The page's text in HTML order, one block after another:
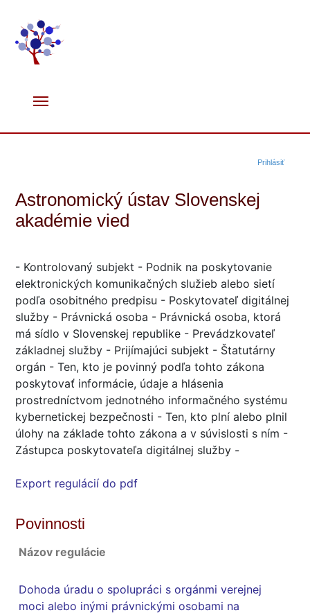
Prihlásiť
Astronomický ústav Slovenskej
akadémie vied
- Kontrolovaný subjekt - Podnik na poskytovanie
elektronických komunikačných služieb alebo sietí
podľa osobitného predpisu - Poskytovateľ digitálnej
služby - Právnická osoba - Právnická osoba, ktorá
má sídlo v Slovenskej republike - Prevádzkovateľ
základnej služby - Prijímajúci subjekt - Štatutárny
orgán - Ten, kto je povinný podľa tohto zákona
poskytovať informácie, údaje a hlásenia
prostredníctvom jednotného informačného systému
kybernetickej bezpečnosti - Ten, kto plní alebo plnil
úlohy na základe tohto zákona a v súvislosti s ním -
Zástupca poskytovateľa digitálnej služby -
Export regulácií do pdf
Povinnosti
Názov regulácie
Dohoda úradu o spolupráci s orgánmi verejnej
moci alebo inými právnickými osobami na